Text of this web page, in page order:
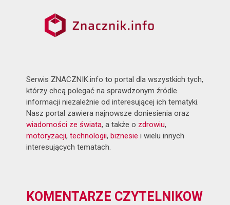
Serwis ZNACZNIK.info to portal dla wszystkich tych,
którzy chcą polegać na sprawdzonym źródle
informacji niezależnie od interesującej ich tematyki.
Nasz portal zawiera najnowsze doniesienia oraz
wiadomości ze świata, a także o zdrowiu,
motoryzacji,technologii,biznesie i wielu innych
interesujących tematach.
KOMENTARZE CZYTELNIKÓW